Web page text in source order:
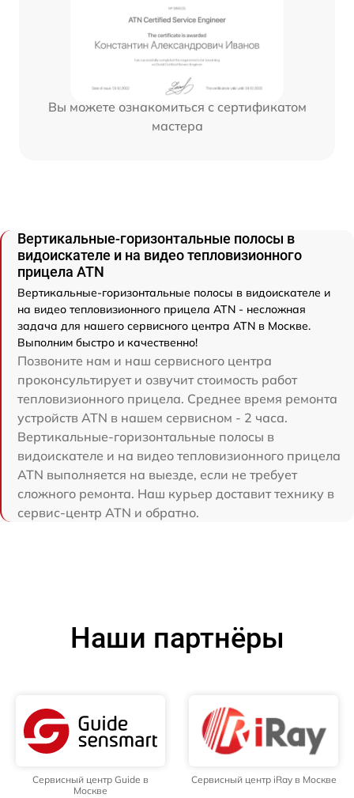
Вы можете ознакомиться с сертификатом
мастера
Вертикальные-горизонтальные полосы в
видоискателе и на видео тепловизионного
прицела ATN
Вертикальные-горизонтальные полосы в видоискателе и
на видео тепловизионного прицела ATN - несложная
задача для нашего сервисного центра ATN в Москве.
Выполним быстро и качественно!
Позвоните нам и наш сервисного центра
проконсультирует и озвучит стоимость работ
тепловизионного прицела. Среднее время ремонта
устройств ATN в нашем сервисном - 2 часа.
Вертикальные-горизонтальные полосы в
видоискателе и на видео тепловизионного прицела
ATN выполняется на выезде, если не требует
сложного ремонта. Наш курьер доставит технику в
сервис-центр ATN и обратно.
Наши партнёры
Сервисный центр Guide в
Москве
Сервисный центр iRay в Москве